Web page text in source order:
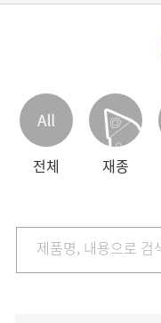
다운로드
홍보센터
인재채용
전체 재종